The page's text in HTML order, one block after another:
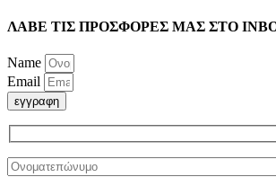
ΛΑΒΕ ΤΙΣ ΠΡΟΣΦΟΡΕΣ ΜΑΣ ΣΤΟ
Name
Email
εγγραφη